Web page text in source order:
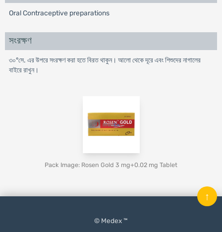
Oral Contraceptive preparations
সংরক্ষণ
৩০°সে. এর উপরে সংরক্ষণ করা হতে বিরত থাকুন। আলো থেকে দূরে এবং শিশুদের নাগালের
বাইরে রাখুন।
Pack Image: Rosen Gold 3 mg+0.02 mg Tablet
© Medex ™
↑